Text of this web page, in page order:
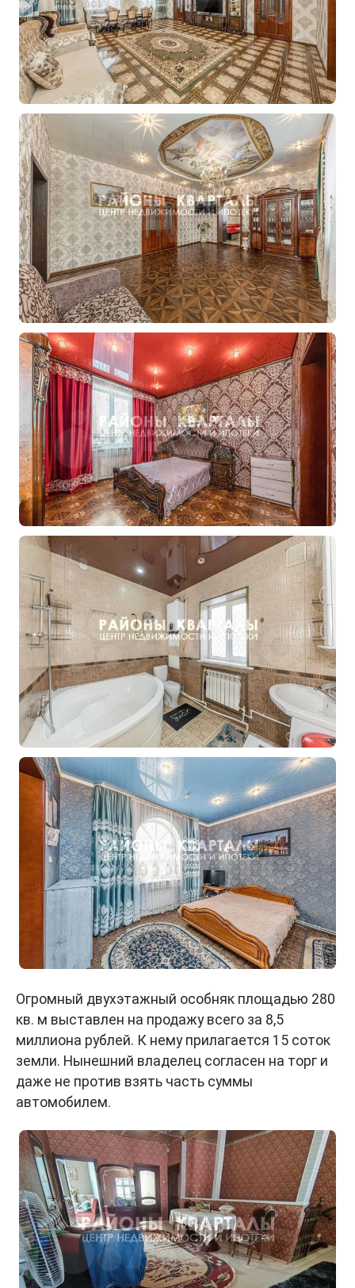
Огромный двухэтажный особняк площадью 280
кв. м выставлен на продажу всего за 8,5
миллиона рублей. К нему прилагается 15 соток
земли. Нынешний владелец согласен на торг и
даже не против взять часть суммы
автомобилем.